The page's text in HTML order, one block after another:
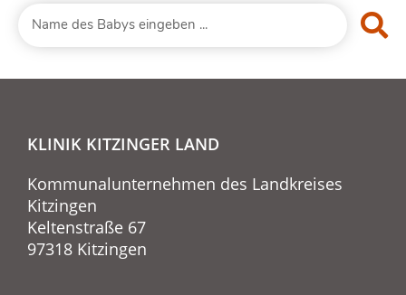
KLINIK KITZINGER LAND
Kommunalunternehmen des Landkreises
Kitzingen
Keltenstraße 67
97318 Kitzingen